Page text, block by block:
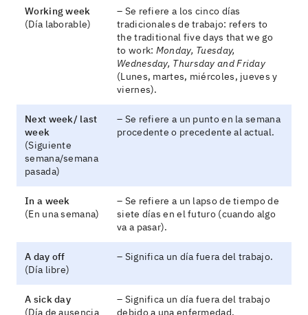
Working week
(Día laborable)
– Se refiere a los cinco días
tradicionales de trabajo: refers to
the traditional five days that we go
to work: Monday, Tuesday,
Wednesday, Thursday and Friday
(Lunes, martes, miércoles, jueves y
viernes).
Next week/ last
week
(Siguiente
semana/semana
pasada)
– Se refiere a un punto en la semana
procedente o precedente al actual.
In a week
(En una semana)
– Se refiere a un lapso de tiempo de
siete días en el futuro (cuando algo
va a pasar).
A day off
(Día libre)
– Significa un día fuera del trabajo.
A sick day
(Día de ausencia
– Significa un día fuera del trabajo
debido a una enfermedad.